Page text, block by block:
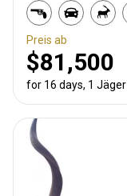
Preis ab
$81,500
for 16 days, 1 Jäger